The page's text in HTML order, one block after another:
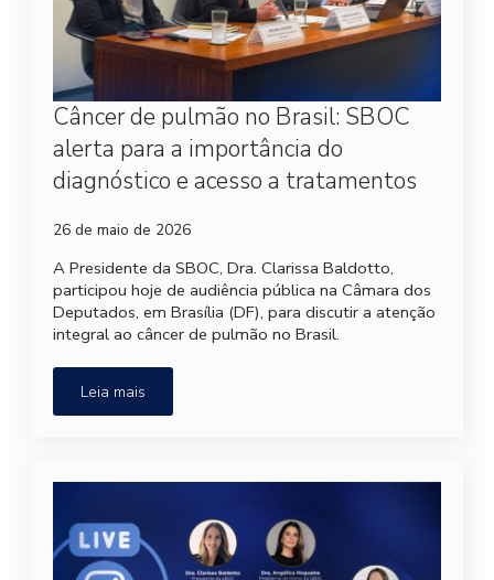
Câncer de pulmão no Brasil: SBOC
alerta para a importância do
diagnóstico e acesso a tratamentos
26 de maio de 2026
A Presidente da SBOC, Dra. Clarissa Baldotto,
participou hoje de audiência pública na Câmara dos
Deputados, em Brasília (DF), para discutir a atenção
integral ao câncer de pulmão no Brasil.
Leia mais